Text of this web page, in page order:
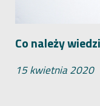
Co należy
15 kwietnia 2020